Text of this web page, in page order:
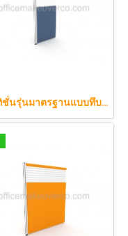
พาร์ทิชั่นรุ่นมาตรฐานแบบทึบกึ่งกระจกลาย 100 x 150 cm.